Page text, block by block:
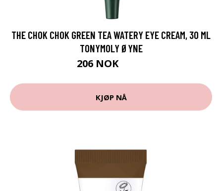
THE CHOK CHOK GREEN TEA WATERY EYE CREAM, 30 ML
TONYMOLY ØYNE
206 NOK
KJØP NÅ